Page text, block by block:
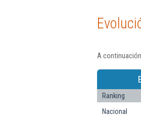
A
Ranking
Nacional